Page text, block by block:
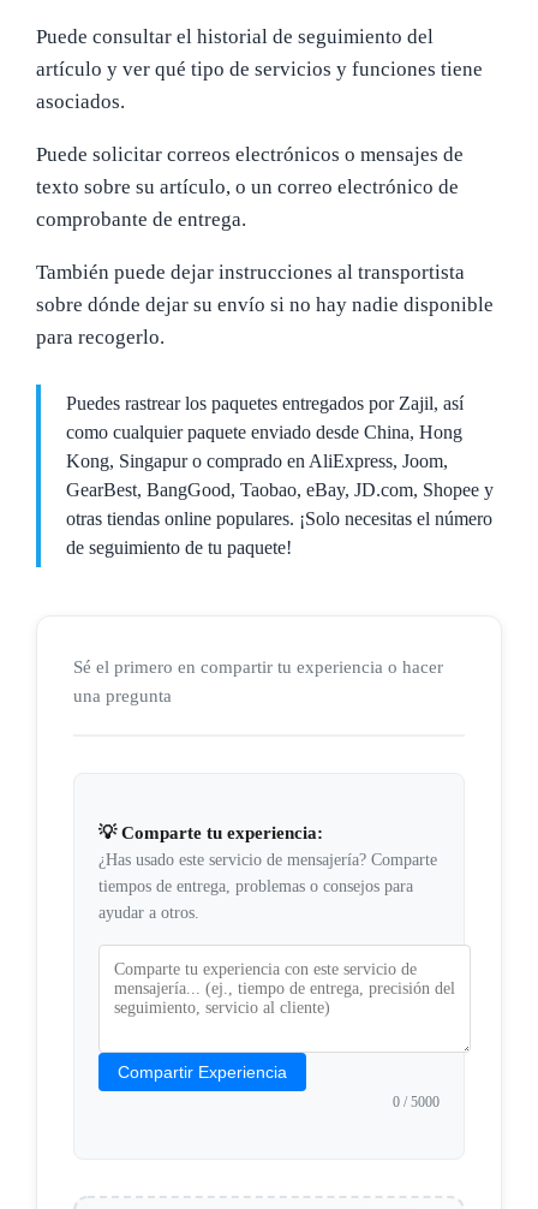
Puede consultar el historial de seguimiento del
artículo y ver qué tipo de servicios y funciones tiene
asociados.
Puede solicitar correos electrónicos o mensajes de
texto sobre su artículo, o un correo electrónico de
comprobante de entrega.
También puede dejar instrucciones al transportista
sobre dónde dejar su envío si no hay nadie disponible
para recogerlo.
Puedes rastrear los paquetes entregados por Zajil, así
como cualquier paquete enviado desde China, Hong
Kong, Singapur o comprado en AliExpress, Joom,
GearBest, BangGood, Taobao, eBay, JD.com, Shopee y
otras tiendas online populares. ¡Solo necesitas el número
de seguimiento de tu paquete!
Sé el primero en compartir tu experiencia o hacer
una pregunta
💡 Comparte tu experiencia:
¿Has usado este servicio de mensajería? Comparte
tiempos de entrega, problemas o consejos para
ayudar a otros.
Compartir Experiencia
0 / 5000